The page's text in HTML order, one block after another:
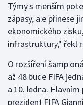
Lezení
Lyže a snowboard
Moderní pětiboj
Týmy s menším
zápasy, ale přinese
ekonomického
infrastruktury," řekl
O rozšíření
až 48 bude FIFA
a 10. ledna.
prezident FIFA